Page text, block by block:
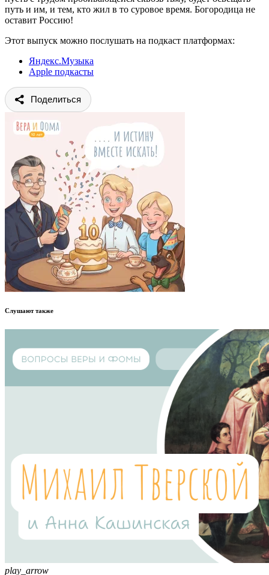
путь и им, и тем, кто жил в то суровое время. Богородица не
оставит Россию!
Этот выпуск можно послушать на подкаст платформах:
Яндекс.Музыка
Apple подкасты
Поделиться
Слушают также
play_arrow